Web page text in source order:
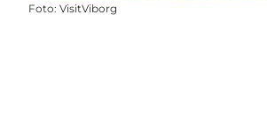
Foto: VisitViborg